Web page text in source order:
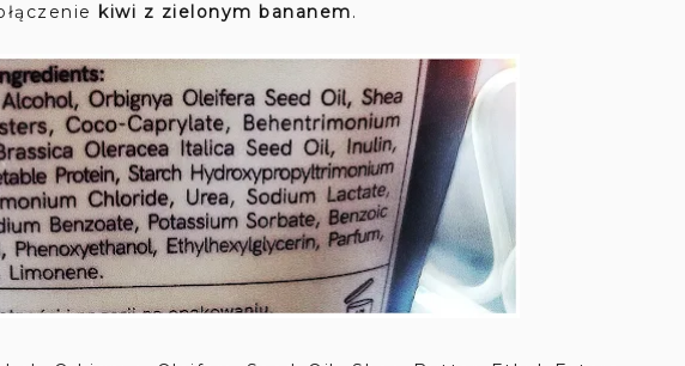
kiwi z zielonym bananem.